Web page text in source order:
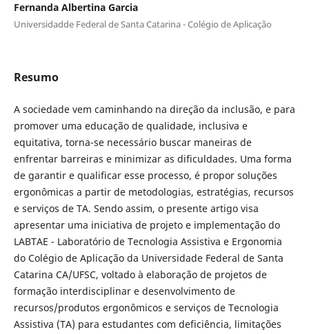
Fernanda Albertina Garcia
Universidadde Federal de Santa Catarina - Colégio de Aplicação
Resumo
A sociedade vem caminhando na direção da inclusão, e para
promover uma educação de qualidade, inclusiva e
equitativa, torna-se necessário buscar maneiras de
enfrentar barreiras e minimizar as dificuldades. Uma forma
de garantir e qualificar esse processo, é propor soluções
ergonômicas a partir de metodologias, estratégias, recursos
e serviços de TA. Sendo assim, o presente artigo visa
apresentar uma iniciativa de projeto e implementação do
LABTAE - Laboratório de Tecnologia Assistiva e Ergonomia
do Colégio de Aplicação da Universidade Federal de Santa
Catarina CA/UFSC, voltado à elaboração de projetos de
formação interdisciplinar e desenvolvimento de
recursos/produtos ergonômicos e serviços de Tecnologia
Assistiva (TA) para estudantes com deficiência, limitações